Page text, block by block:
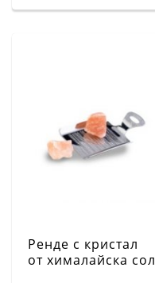
Ренде с кристал
от хималайска сол